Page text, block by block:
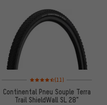
avis Note moyenne : 4,5 sur 5
(11)
Continental Pneu Souple Terra
Trail ShieldWall SL 28"